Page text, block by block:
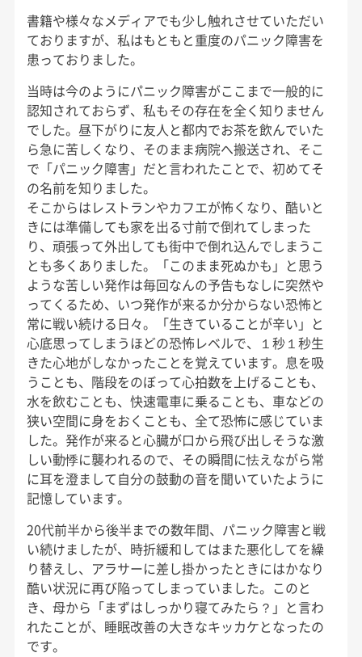
書籍や様々なメディアでも少し触れさせていただい
ておりますが、私はもともと重度のパニック障害を
患っておりました。
当時は今のようにパニック障害がここまで一般的に
認知されておらず、私もその存在を全く知りません
でした。昼下がりに友人と都内でお茶を飲んでいた
ら急に苦しくなり、そのまま病院へ搬送され、そこ
で「パニック障害」だと言われたことで、初めてそ
の名前を知りました。
そこからはレストランやカフエが怖くなり、酷いと
きには準備しても家を出る寸前で倒れてしまった
り、頑張って外出しても街中で倒れ込んでしまうこ
とも多くありました。「このまま死ぬかも」と思う
ような苦しい発作は毎回なんの予告もなしに突然や
ってくるため、いつ発作が来るか分からない恐怖と
常に戦い続ける日々。「生きていることが辛い」と
心底思ってしまうほどの恐怖レベルで、１秒１秒生
きた心地がしなかったことを覚えています。息を吸
うことも、階段をのぼって心拍数を上げることも、
水を飲むことも、快速電車に乗ることも、車などの
狭い空間に身をおくことも、全て恐怖に感じていま
した。発作が来ると心臓が口から飛び出しそうな激
しい動悸に襲われるので、その瞬間に怯えながら常
に耳を澄まして自分の鼓動の音を聞いていたように
記憶しています。
20代前半から後半までの数年間、パニック障害と戦
い続けましたが、時折緩和してはまた悪化してを繰
り替えし、アラサーに差し掛かったときにはかなり
酷い状況に再び陥ってしまっていました。このと
き、母から「まずはしっかり寝てみたら？」と言わ
れたことが、睡眠改善の大きなキッカケとなったの
です。